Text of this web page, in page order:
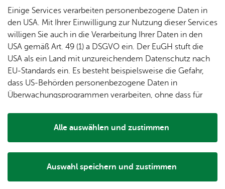
chen­
markt
Mit­tei­
lungs­
blatt
Ge­
schic
h­te
Lo­ka­le
Agen­
da
Ein­
rich­
tun­
gen
se­kre­ta­ri­at@­‍­rs-fn-ailingen.­‍­de
Zur Web­site
Rou­ten­pla­ner star­ten
Alle Standorte anzeigen
Einige Services verarbeiten personenbezogene Daten in
den USA. Mit Ihrer Einwilligung zur Nutzung dieser Services
willigen Sie auch in die Verarbeitung Ihrer Daten in den
USA gemäß Art. 49 (1) a DSGVO ein. Der EuGH stuft die
USA als ein Land mit unzureichendem Datenschutz nach
EU-Standards ein. Es besteht beispielsweise die Gefahr,
dass US-Behörden personenbezogene Daten in
Überwachungsprogrammen verarbeiten, ohne dass für
Auswahl speichern und zustimmen
Alle auswählen und zustimmen